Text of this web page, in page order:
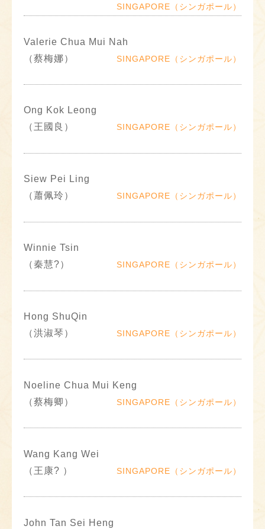
SINGAPORE（シンガポール）
Valerie Chua Mui Nah
（蔡梅娜）
SINGAPORE（シンガポール）
Ong Kok Leong
（王國良）
SINGAPORE（シンガポール）
Siew Pei Ling
（蕭佩玲）
SINGAPORE（シンガポール）
Winnie Tsin
（秦慧?）
SINGAPORE（シンガポール）
Hong ShuQin
（洪淑琴）
SINGAPORE（シンガポール）
Noeline Chua Mui Keng
（蔡梅卿）
SINGAPORE（シンガポール）
Wang Kang Wei
（王康? ）
SINGAPORE（シンガポール）
John Tan Sei Heng